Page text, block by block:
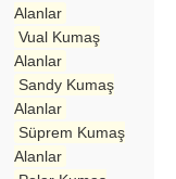
Alanlar
Vual Kumaş
Alanlar
Sandy Kumaş
Alanlar
Süprem Kumaş
Alanlar